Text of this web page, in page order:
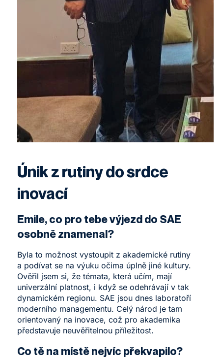
Únik z rutiny do srdce
inovací
Emile, co pro tebe výjezd do SAE
osobně znamenal?
Byla to možnost vystoupit z akademické rutiny
a podívat se na výuku očima úplně jiné kultury.
Ověřil jsem si, že témata, která učím, mají
univerzální platnost, i když se odehrávají v tak
dynamickém regionu. SAE jsou dnes laboratoří
moderního managementu. Celý národ je tam
orientovaný na inovace, což pro akademika
představuje neuvěřitelnou příležitost.
Co tě na místě nejvíc překvapilo?